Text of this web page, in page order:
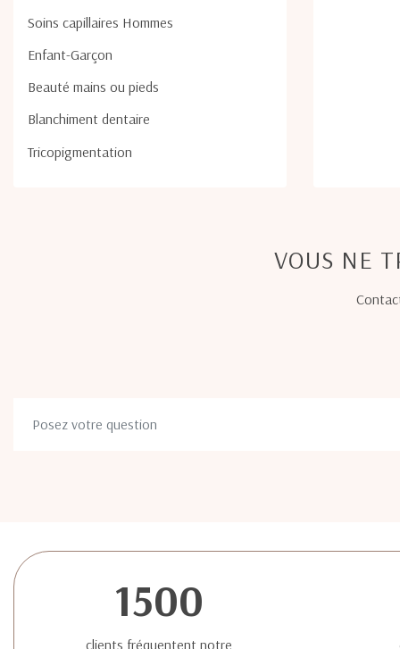
Soins capillaires Hommes
Enfant-Garçon
Beauté mains ou pieds
Blanchiment dentaire
Tricopigmentation
VOUS NE
1500
clients fréquentent notre